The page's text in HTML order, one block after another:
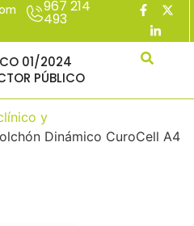
967 214
493
01/2024
PÚBLICO
y
Dinámico CuroCell A4